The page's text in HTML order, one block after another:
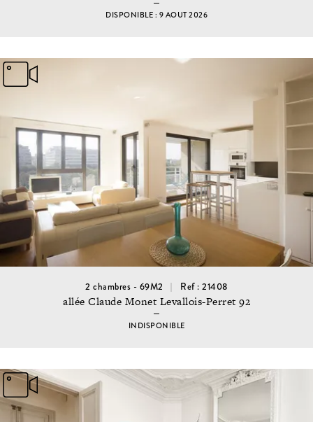
DISPONIBLE : 9 AOUT 2026
2 chambres - 69M2 Ref : 21408
allée Claude Monet Levallois-Perret 92
INDISPONIBLE